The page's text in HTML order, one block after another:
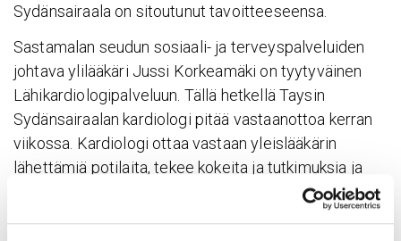
Sydänsairaala on sitoutunut tavoitteeseensa.
Sastamalan seudun sosiaali- ja terveyspalveluiden
johtava ylilääkäri Jussi Korkeamäki on tyytyväinen
Lähikardiologipalveluun. Tällä hetkellä Taysin
Sydänsairaalan kardiologi pitää vastaanottoa kerran
viikossa. Kardiologi ottaa vastaan yleislääkärin
lähettämiä potilaita, tekee kokeita ja tutkimuksia ja
arvioi jatkohoidon tarpeen. Kardiologin vastaanotolle
pääsee myös hoitojen jälkeisille kontrollikäynneille.